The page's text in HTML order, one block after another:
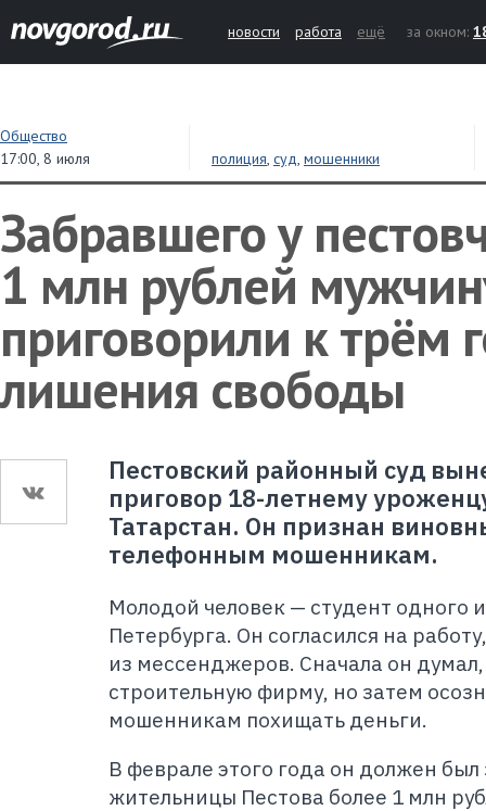
новости работа ещё за окном:
Общество
17:00, 8 июля полиция, суд, мошенники
Забравшего у
1 млн рублей
приговорили к трём
лишения свободы
Пестовский районный суд
приговор 18-летнему
Татарстан. Он признан
телефонным мошенникам.
Молодой человек — студент одного
Петербурга. Он согласился на
из мессенджеров. Сначала он думал,
строительную фирму, но затем
мошенникам похищать деньги.
В феврале этого года он должен был
жительницы Пестова более 1 млн